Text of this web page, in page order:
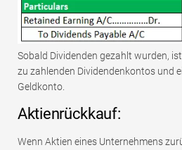
Sobald Dividenden gezahlt wurden,
zu zahlenden Dividendenkontos und
Geldkonto.
Aktienrückkauf:
Wenn Aktien eines Unternehmens